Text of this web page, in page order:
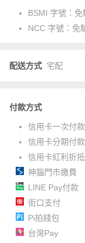
BSMI 字號： 免
NCC 字號： 免
配送方式 宅配
付款方式
信用卡一次付款
信用卡分期付款
信用卡紅利折抵
神腦門市繳費
LINE Pay付款
街口支付
Pi拍錢包
台灣Pay